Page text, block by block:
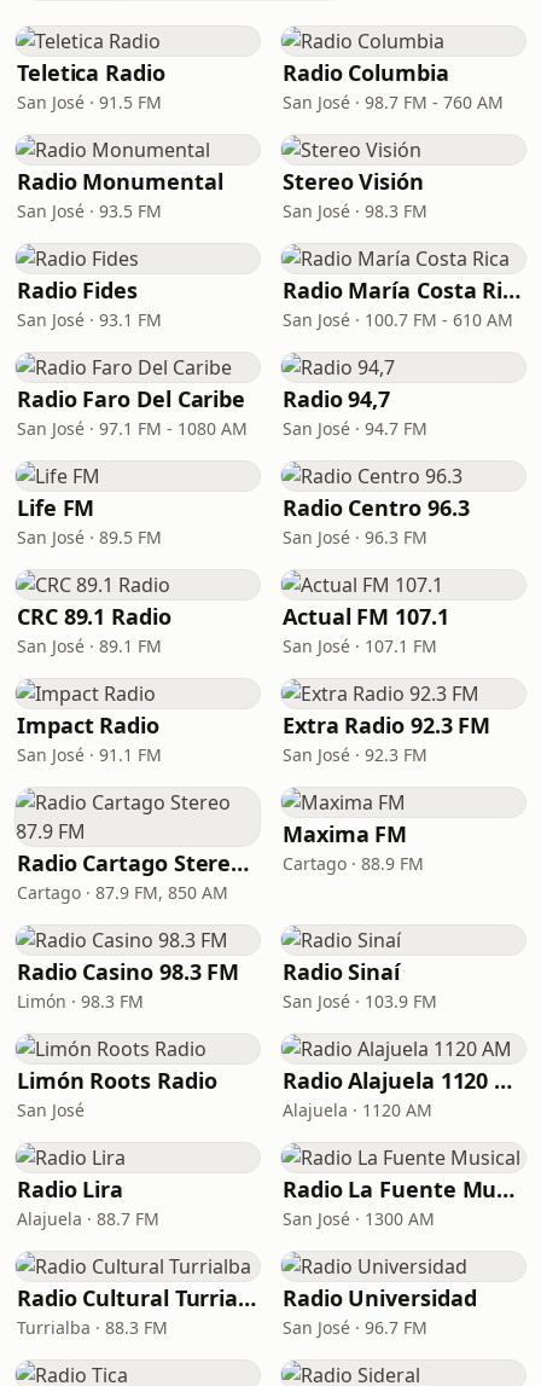
Teletica Radio
San José · 91.5 FM
Radio Columbia
San José · 98.7 FM - 760 AM
Radio Monumental
San José · 93.5 FM
Stereo Visión
San José · 98.3 FM
Radio Fides
San José · 93.1 FM
Radio María Costa Rica
San José · 100.7 FM - 610 AM
Radio Faro Del Caribe
San José · 97.1 FM - 1080 AM
Radio 94,7
San José · 94.7 FM
Life FM
San José · 89.5 FM
Radio Centro 96.3
San José · 96.3 FM
CRC 89.1 Radio
San José · 89.1 FM
Actual FM 107.1
San José · 107.1 FM
Impact Radio
San José · 91.1 FM
Extra Radio 92.3 FM
San José · 92.3 FM
Radio Cartago Stereo 87.9 FM
Cartago · 87.9 FM, 850 AM
Maxima FM
Cartago · 88.9 FM
Radio Casino 98.3 FM
Limón · 98.3 FM
Radio Sinaí
San José · 103.9 FM
Limón Roots Radio
San José
Radio Alajuela 1120 AM
Alajuela · 1120 AM
Radio Lira
Alajuela · 88.7 FM
Radio La Fuente Musical
San José · 1300 AM
Radio Cultural Turrialba
Turrialba · 88.3 FM
Radio Universidad
San José · 96.7 FM